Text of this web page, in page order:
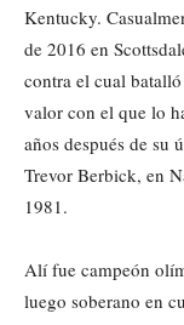
Kentucky.
de 2016 en
contra el cual
valor con el que lo
años después de su
Trevor Berbick, en
1981.
Alí fue campeón
luego soberano en